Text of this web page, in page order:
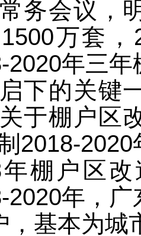
务会议，
万套
2020年三
下的关键
于棚户区
2018-
年棚户区
2020年，
，基本为城